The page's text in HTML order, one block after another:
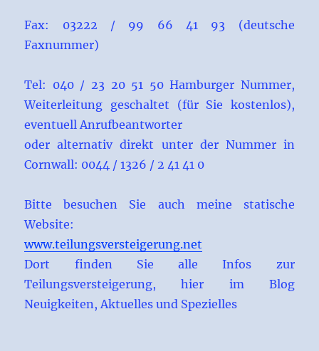
Fax: 03222 / 99 66 41 93 (deutsche
Faxnummer)
Tel: 040 / 23 20 51 50 Hamburger Nummer,
Weiterleitung geschaltet (für Sie kostenlos),
eventuell Anrufbeantworter
oder alternativ direkt unter der Nummer in
Cornwall: 0044 / 1326 / 2 41 41 0
Bitte besuchen Sie auch meine statische
Website:
www.teilungsversteigerung.net
Dort finden Sie alle Infos zur
Teilungsversteigerung, hier im Blog
Neuigkeiten, Aktuelles und Spezielles